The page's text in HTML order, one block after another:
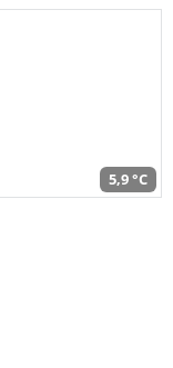
5,9 °C